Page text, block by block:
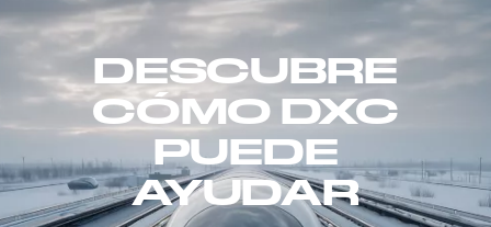
DESCUBRE
CÓMO DXC
PUEDE
AYUDAR